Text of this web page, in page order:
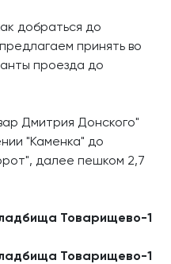
добраться до
принять во
проезда до
Дмитрия Донского"
"Каменка" до
далее пешком 2,7
Товарищево-1
Товарищево-1